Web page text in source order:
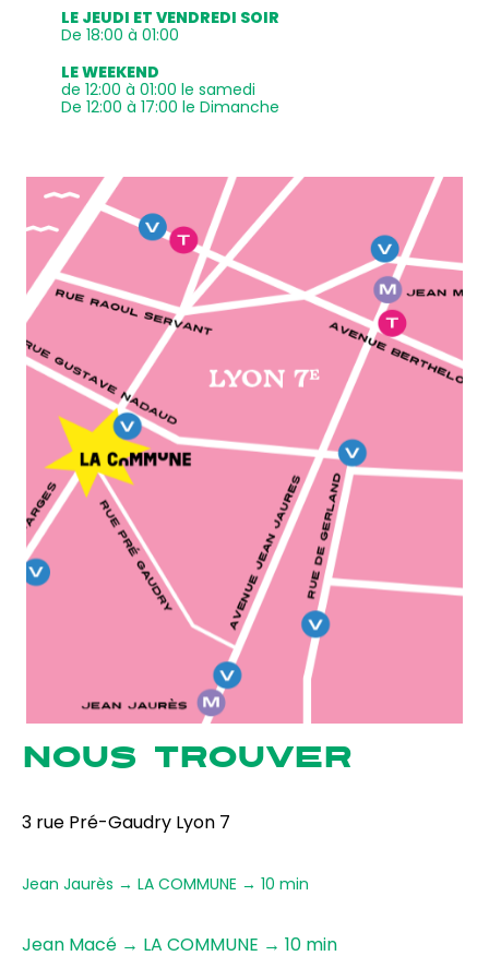
LE JEUDI ET VENDREDI SOIR
De 18:00 à 01:00
LE WEEKEND
de 12:00 à 01:00 le samedi
De 12:00 à 17:00 le Dimanche
NOUS TROUVER
3 rue Pré-Gaudry Lyon 7
Jean Jaurès → LA COMMUNE → 10 min
Jean Macé → LA COMMUNE → 10 min